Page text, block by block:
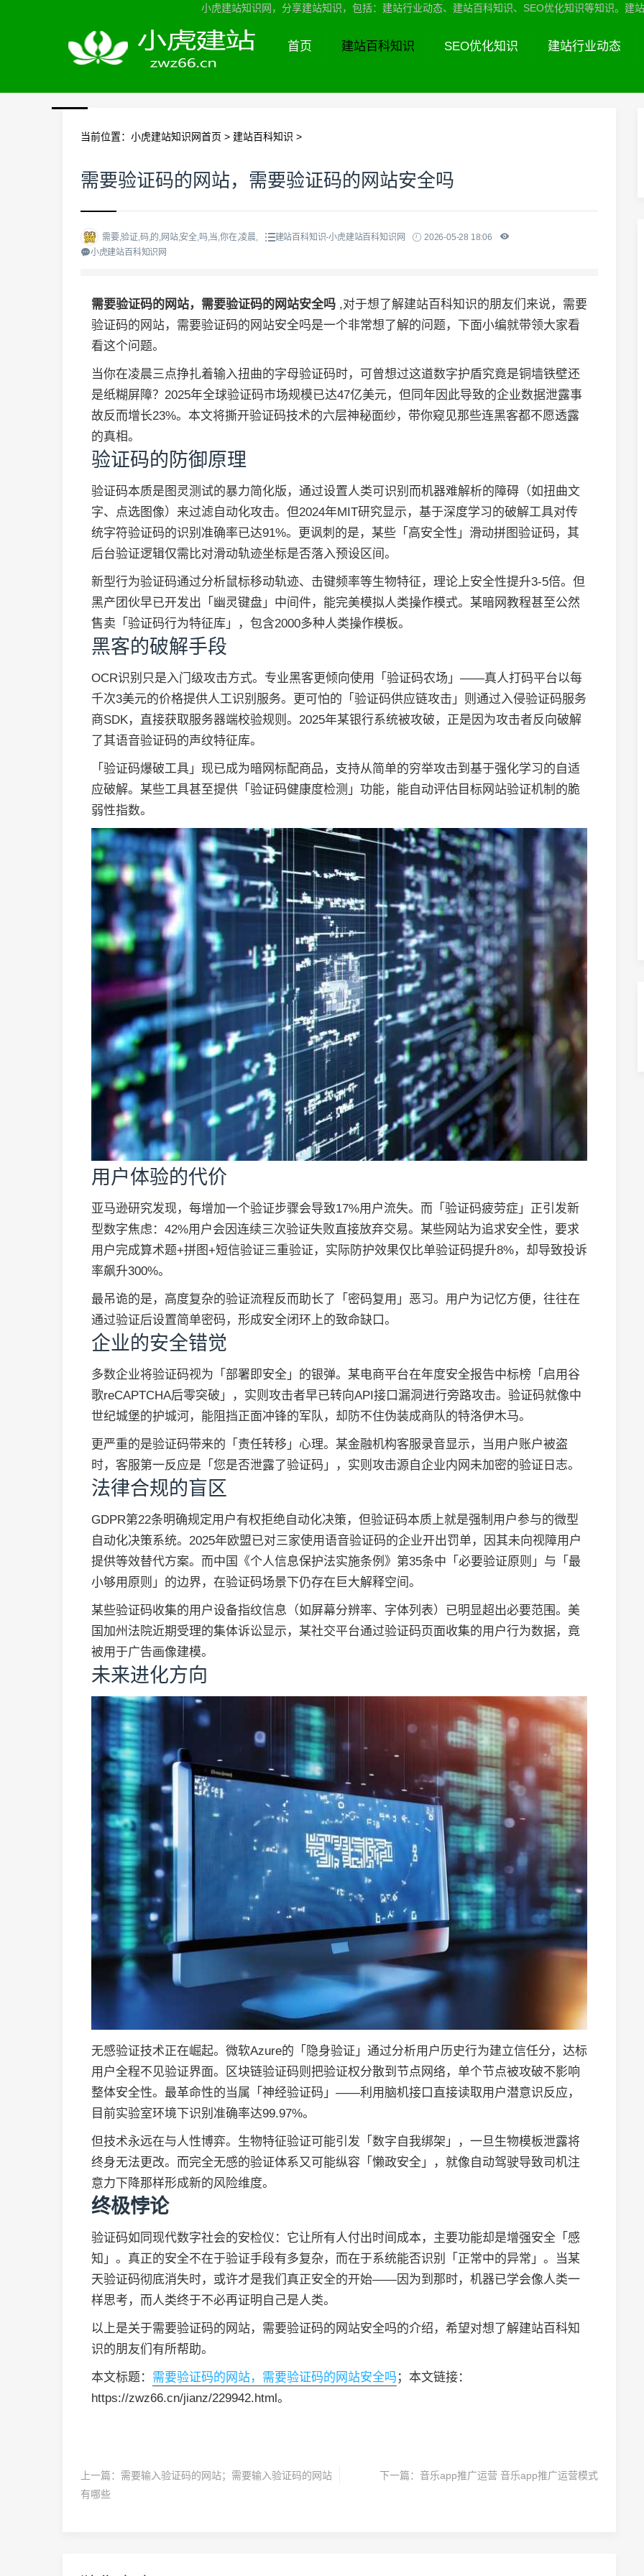
小虎建站知识网，分享建站知识，包括：建站行业动态、建站百科知识、SEO优化知识等知识。建
首页 建站百科知识 SEO优化知识 建站行业动态
当前位置： 小虎建站知识网首页 > 建站百科知识 >
需要验证码的网站，需要验证码的网站安全吗
需要,验证,码,的,网站,安全,吗,当,你在,凌晨, 建站百科知识-小虎建站百科知识网
2026-05-28 18:06
小虎建站百科知识网
需要验证码的网站，需要验证码的网站安全吗 ,对于想了解建站百科知识的朋友们来说，需要
验证码的网站，需要验证码的网站安全吗是一个非常想了解的问题，下面小编就带领大家看
看这个问题。
当你在凌晨三点挣扎着输入扭曲的字母验证码时，可曾想过这道数字护盾究竟是铜墙铁壁还
是纸糊屏障？2025年全球验证码市场规模已达47亿美元，但同年因此导致的企业数据泄露事
故反而增长23%。本文将撕开验证码技术的六层神秘面纱，带你窥见那些连黑客都不愿透露
的真相。
验证码的防御原理
验证码本质是图灵测试的暴力简化版，通过设置人类可识别而机器难解析的障碍（如扭曲文
字、点选图像）来过滤自动化攻击。但2024年MIT研究显示，基于深度学习的破解工具对传
统字符验证码的识别准确率已达91%。更讽刺的是，某些「高安全性」滑动拼图验证码，其
后台验证逻辑仅需比对滑动轨迹坐标是否落入预设区间。
新型行为验证码通过分析鼠标移动轨迹、击键频率等生物特征，理论上安全性提升3-5倍。但
黑产团伙早已开发出「幽灵键盘」中间件，能完美模拟人类操作模式。某暗网教程甚至公然
售卖「验证码行为特征库」，包含2000多种人类操作模板。
黑客的破解手段
OCR识别只是入门级攻击方式。专业黑客更倾向使用「验证码农场」——真人打码平台以每
千次3美元的价格提供人工识别服务。更可怕的「验证码供应链攻击」则通过入侵验证码服务
商SDK，直接获取服务器端校验规则。2025年某银行系统被攻破，正是因为攻击者反向破解
了其语音验证码的声纹特征库。
「验证码爆破工具」现已成为暗网标配商品，支持从简单的穷举攻击到基于强化学习的自适
应破解。某些工具甚至提供「验证码健康度检测」功能，能自动评估目标网站验证机制的脆
弱性指数。
用户体验的代价
亚马逊研究发现，每增加一个验证步骤会导致17%用户流失。而「验证码疲劳症」正引发新
型数字焦虑：42%用户会因连续三次验证失败直接放弃交易。某些网站为追求安全性，要求
用户完成算术题+拼图+短信验证三重验证，实际防护效果仅比单验证码提升8%，却导致投诉
率飙升300%。
最吊诡的是，高度复杂的验证流程反而助长了「密码复用」恶习。用户为记忆方便，往往在
通过验证后设置简单密码，形成安全闭环上的致命缺口。
企业的安全错觉
多数企业将验证码视为「部署即安全」的银弹。某电商平台在年度安全报告中标榜「启用谷
歌reCAPTCHA后零突破」，实则攻击者早已转向API接口漏洞进行旁路攻击。验证码就像中
世纪城堡的护城河，能阻挡正面冲锋的军队，却防不住伪装成商队的特洛伊木马。
更严重的是验证码带来的「责任转移」心理。某金融机构客服录音显示，当用户账户被盗
时，客服第一反应是「您是否泄露了验证码」，实则攻击源自企业内网未加密的验证日志。
法律合规的盲区
GDPR第22条明确规定用户有权拒绝自动化决策，但验证码本质上就是强制用户参与的微型
自动化决策系统。2025年欧盟已对三家使用语音验证码的企业开出罚单，因其未向视障用户
提供等效替代方案。而中国《个人信息保护法实施条例》第35条中「必要验证原则」与「最
小够用原则」的边界，在验证码场景下仍存在巨大解释空间。
某些验证码收集的用户设备指纹信息（如屏幕分辨率、字体列表）已明显超出必要范围。美
国加州法院近期受理的集体诉讼显示，某社交平台通过验证码页面收集的用户行为数据，竟
被用于广告画像建模。
未来进化方向
无感验证技术正在崛起。微软Azure的「隐身验证」通过分析用户历史行为建立信任分，达标
用户全程不见验证界面。区块链验证码则把验证权分散到节点网络，单个节点被攻破不影响
整体安全性。最革命性的当属「神经验证码」——利用脑机接口直接读取用户潜意识反应，
目前实验室环境下识别准确率达99.97%。
但技术永远在与人性博弈。生物特征验证可能引发「数字自我绑架」，一旦生物模板泄露将
终身无法更改。而完全无感的验证体系又可能纵容「懒政安全」，就像自动驾驶导致司机注
意力下降那样形成新的风险维度。
终极悖论
验证码如同现代数字社会的安检仪：它让所有人付出时间成本，主要功能却是增强安全「感
知」。真正的安全不在于验证手段有多复杂，而在于系统能否识别「正常中的异常」。当某
天验证码彻底消失时，或许才是我们真正安全的开始——因为到那时，机器已学会像人类一
样思考，而人类终于不必再证明自己是人类。
以上是关于需要验证码的网站，需要验证码的网站安全吗的介绍，希望对想了解建站百科知
识的朋友们有所帮助。
本文标题： 需要验证码的网站，需要验证码的网站安全吗 ；本文链接：
https://zwz66.cn/jianz/229942.html。
上一篇： 需要输入验证码的网站；需要输入验证码的网站
有哪些
下一篇： 音乐app推广运营 音乐app推广运营模式